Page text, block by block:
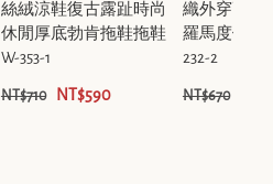
絲絨涼鞋復古露趾時尚
休閒厚底勃肯拖鞋拖鞋
W-353-1
NT$710 NT$590
織外穿高跟
羅馬度假風
232-2
NT$670